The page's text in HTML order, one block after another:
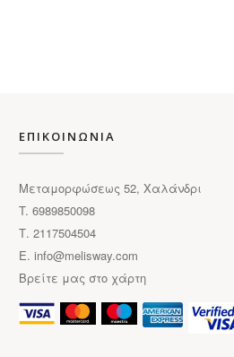
ΕΠΙΚΟΙΝΩΝΙΑ
Μεταμορφώσεως 52, Χαλάνδρι
T. 6989850098
Τ. 2117504504
E. info@melisway.com
Βρείτε μας στο χάρτη